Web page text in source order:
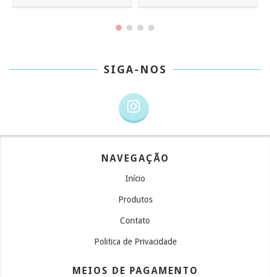
SIGA-NOS
NAVEGAÇÃO
Início
Produtos
Contato
Politica de Privacidade
MEIOS DE PAGAMENTO